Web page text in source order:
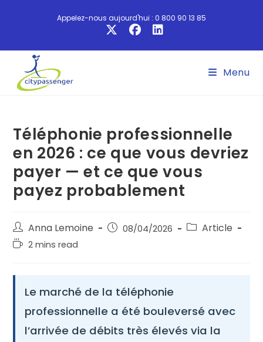
Appelez-nous aujourd'hui : 0 800 90 13 85
Menu
Téléphonie professionnelle
en 2026 : ce que vous devriez
payer — et ce que vous
payez probablement
Anna Lemoine 08/04/2026 Article
2 mins read
Le marché de la téléphonie
professionnelle a été bouleversé avec
l’arrivée de débits très élevés via la